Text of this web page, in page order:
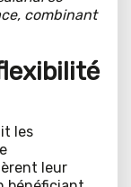
combinant
les
leur